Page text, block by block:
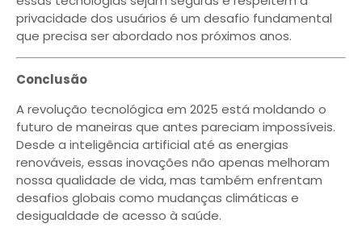
privacidade dos usuários é um desafio fundamental
que precisa ser abordado nos próximos anos.
Conclusão
A revolução tecnológica em 2025 está moldando o
futuro de maneiras que antes pareciam impossíveis.
Desde a inteligência artificial até as energias
renováveis, essas inovações não apenas melhoram
nossa qualidade de vida, mas também enfrentam
desafios globais como mudanças climáticas e
desigualdade de acesso à saúde.